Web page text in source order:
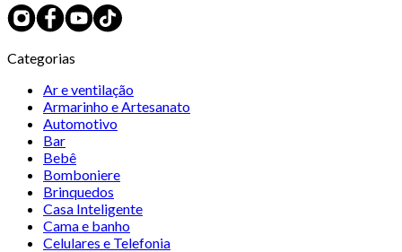
Categorias
Ar e ventilação
Armarinho e Artesanato
Automotivo
Bar
Bebê
Bomboniere
Brinquedos
Casa Inteligente
Cama e banho
Celulares e Telefonia